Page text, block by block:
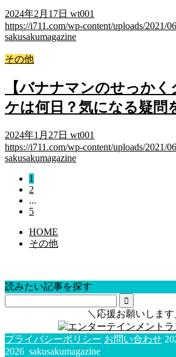
2024年2月17日 wt001
https://i711.com/wp-content/uploads/2021/
sakusakumagazine
その他
【バナナマンのせっか
ケは何日？気になる疑問
2024年1月27日 wt001
https://i711.com/wp-content/uploads/2021/
sakusakumagazine
1
2
...
5
HOME
その他
読みたい記事を探す
＼応援お願いします
プライバシーポリシー お問い合わせ
2026 sakusakumagazine